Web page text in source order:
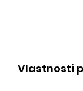
Vlastnosti